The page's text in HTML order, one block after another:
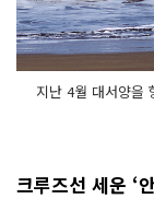
지난 4월 대서양을
크루즈선 세운 ‘